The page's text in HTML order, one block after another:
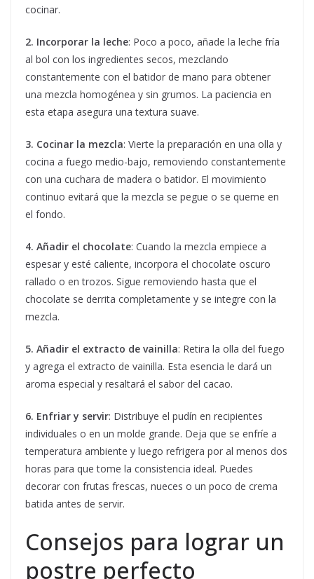
cocinar.
2. Incorporar la leche: Poco a poco, añade la leche fría
al bol con los ingredientes secos, mezclando
constantemente con el batidor de mano para obtener
una mezcla homogénea y sin grumos. La paciencia en
esta etapa asegura una textura suave.
3. Cocinar la mezcla: Vierte la preparación en una olla y
cocina a fuego medio-bajo, removiendo constantemente
con una cuchara de madera o batidor. El movimiento
continuo evitará que la mezcla se pegue o se queme en
el fondo.
4. Añadir el chocolate: Cuando la mezcla empiece a
espesar y esté caliente, incorpora el chocolate oscuro
rallado o en trozos. Sigue removiendo hasta que el
chocolate se derrita completamente y se integre con la
mezcla.
5. Añadir el extracto de vainilla: Retira la olla del fuego
y agrega el extracto de vainilla. Esta esencia le dará un
aroma especial y resaltará el sabor del cacao.
6. Enfriar y servir: Distribuye el pudín en recipientes
individuales o en un molde grande. Deja que se enfríe a
temperatura ambiente y luego refrigera por al menos dos
horas para que tome la consistencia ideal. Puedes
decorar con frutas frescas, nueces o un poco de crema
batida antes de servir.
Consejos para lograr un
postre perfecto